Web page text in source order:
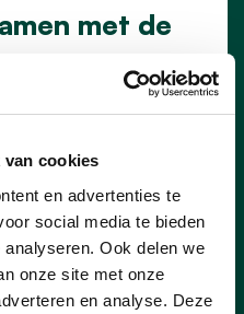
van cookies
en advertenties te
social media te bieden
Ook delen we
onze site met onze
en analyse. Deze
met de
de Buren – dit jaar
Ook in Waregem
gevierd,
een lekkere
kunnen met
stad rekenen op
de rug. We gaan
zoek naar de